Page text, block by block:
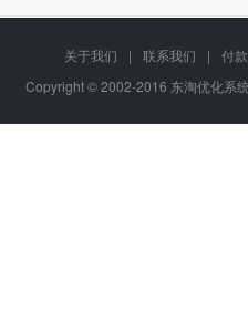
关于我们 | 联系我们 |
付
Copyright © 2002-2016 东淘优化系